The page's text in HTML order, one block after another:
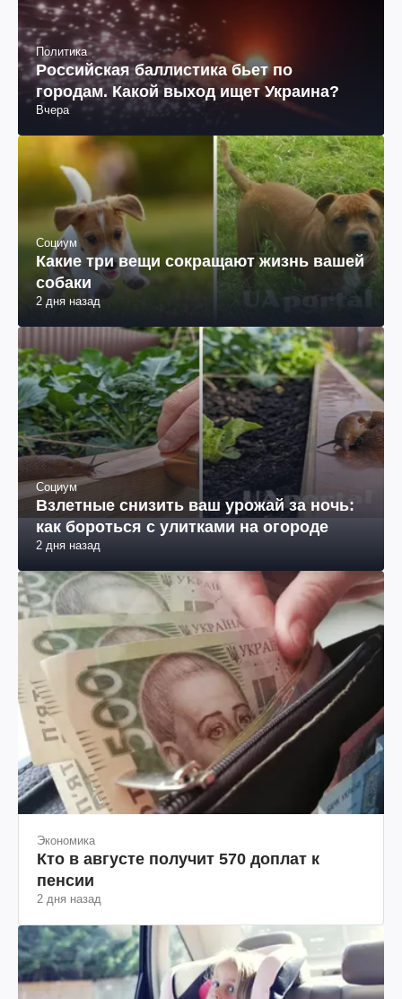
Политика
Российская баллистика бьет по
городам. Какой выход ищет Украина?
Социум
Какие три вещи сокращают жизнь вашей
собаки
Социум
Взлетные снизить ваш урожай за ночь:
как бороться с улитками на огороде
Экономика
Кто в августе получит 570 доплат к
пенсии